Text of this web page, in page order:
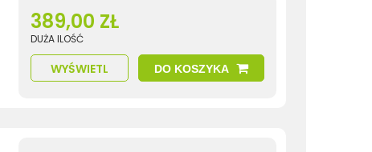
389,00 ZŁ
DUŻA ILOŚĆ
WYŚWIETL DO KOSZYKA